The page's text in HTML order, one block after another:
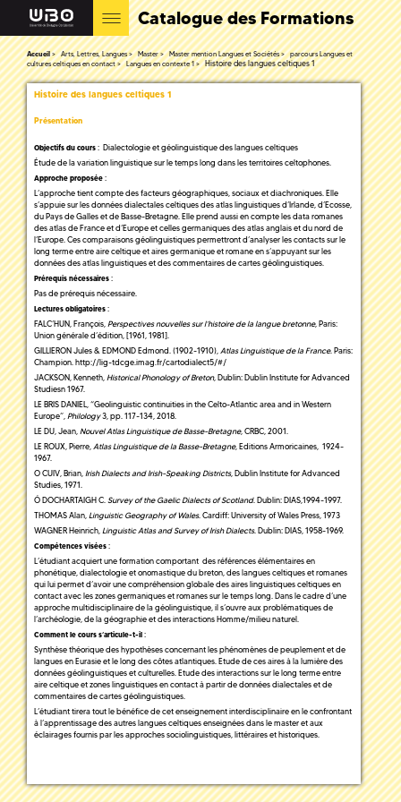
Catalogue des Formations
Accueil Arts, Lettres, Langues Master Master mention Langues et Sociétés
parcours Langues et
cultures celtiques en contact
Langues en contexte 1 Histoire des langues celtiques 1
Histoire des langues celtiques 1
Présentation
Objectifs du cours : Dialectologie et géolinguistique des langues celtiques
Étude de la variation linguistique sur le temps long dans les territoires celtophones.
Approche proposée :
L’approche tient compte des facteurs géographiques, sociaux et diachroniques. Elle
s’appuie sur les données dialectales celtiques des atlas linguistiques d’Irlande, d’Ecosse,
du Pays de Galles et de Basse-Bretagne. Elle prend aussi en compte les data romanes
des atlas de France et d’Europe et celles germaniques des atlas anglais et du nord de
l’Europe. Ces comparaisons géolinguistiques permettront d’analyser les contacts sur le
long terme entre aire celtique et aires germanique et romane en s’appuyant sur les
données des atlas linguistiques et des commentaires de cartes géolinguistiques.
Prérequis nécessaires :
Pas de prérequis nécessaire.
Lectures obligatoires :
FALC’HUN, François, Perspectives nouvelles sur l’histoire de la langue bretonne, Paris:
Union générale d’édition, [1961, 1981].
GILLIERON Jules & EDMOND Edmond. (1902-1910), Atlas Linguistique de la France. Paris:
Champion. http://lig-tdcge.imag.fr/cartodialect5/#/
JACKSON, Kenneth, Historical Phonology of Breton, Dublin: Dublin Institute for Advanced
Studiesn 1967.
LE BRIS DANIEL, “Geolinguistic continuities in the Celto-Atlantic area and in Western
Europe”, Philology3, pp. 117-134, 2018.
LE DU, Jean, Nouvel Atlas Linguistique de Basse-Bretagne, CRBC, 2001.
LE ROUX, Pierre, Atlas Linguistique de la Basse-Bretagne, Editions Armoricaines, 1924-
1967.
O CUIV, Brian, Irish Dialects and Irish-Speaking Districts, Dublin Institute for Advanced
Studies, 1971.
Ó DOCHARTAIGH C. Survey of the Gaelic Dialects of Scotland. Dublin: DIAS,1994-1997.
THOMAS Alan, Linguistic Geography of Wales. Cardiff: University of Wales Press, 1973
WAGNER Heinrich, Linguistic Atlas and Survey of Irish Dialects. Dublin: DIAS, 1958-1969.
Compétences visées :
L’étudiant acquiert une formation comportant des références élémentaires en
phonétique, dialectologie et onomastique du breton, des langues celtiques et romanes
qui lui permet d’avoir une compréhension globale des aires linguistiques celtiques en
contact avec les zones germaniques et romanes sur le temps long. Dans le cadre d’une
approche multidisciplinaire de la géolinguistique, il s’ouvre aux problématiques de
l’archéologie, de la géographie et des interactions Homme/milieu naturel.
Comment le cours s’articule-t-il :
Synthèse théorique des hypothèses concernant les phénomènes de peuplement et de
langues en Eurasie et le long des côtes atlantiques. Etude de ces aires à la lumière des
données géolinguistiques et culturelles. Etude des interactions sur le long terme entre
aire celtique et zones linguistiques en contact à partir de données dialectales et de
commentaires de cartes géolinguistiques.
L’étudiant tirera tout le bénéfice de cet enseignement interdisciplinaire en le confrontant
à l’apprentissage des autres langues celtiques enseignées dans le master et aux
éclairages fournis par les approches sociolinguistiques, littéraires et historiques.